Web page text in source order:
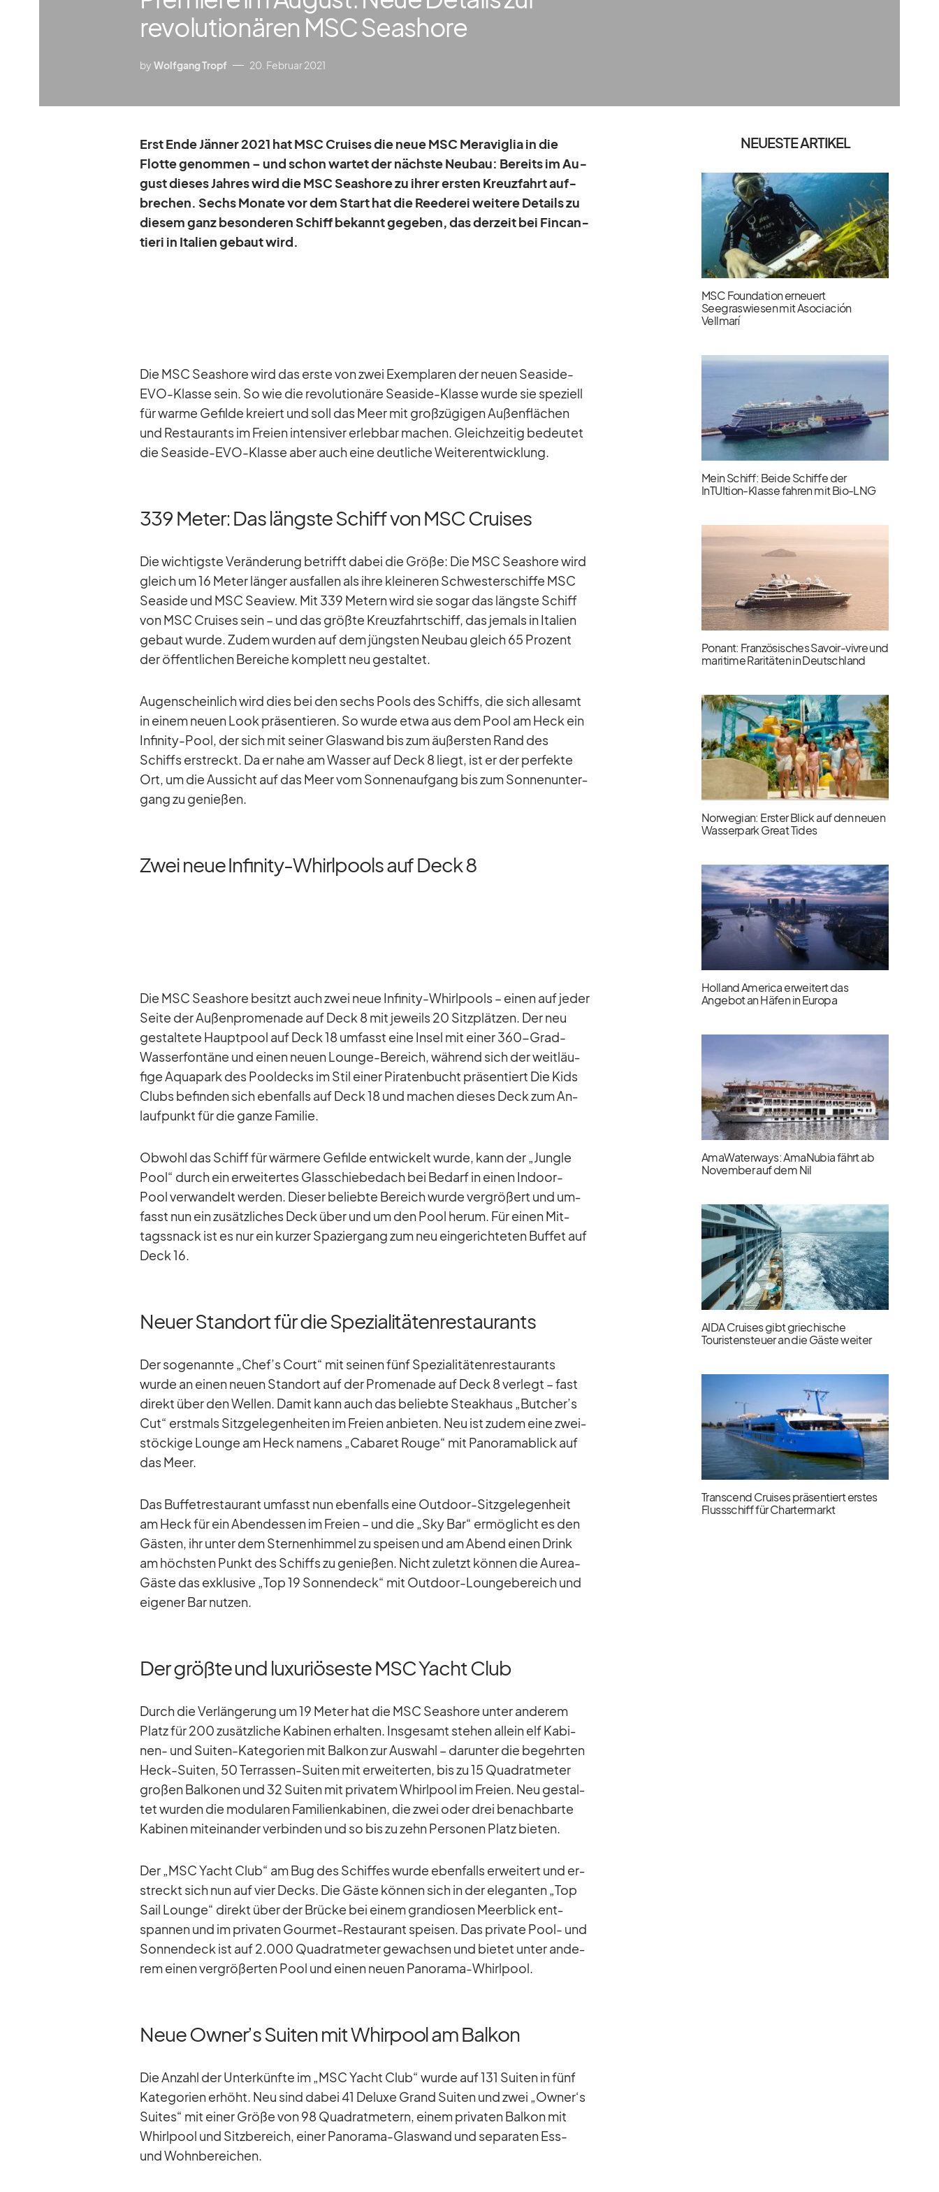
revolutionären MSC Seashore
by Wolfgang Tropf 20. Februar 2021
Erst Ende Jän­ner 2021 hat MSC Crui­ses die neue MSC Me­ra­vi­glia in die
Flotte ge­nom­men – und schon war­tet der nächste Neu­bau: Be­reits im Au­
gust die­ses Jah­res wird die MSC Seashore zu ih­rer ers­ten Kreuz­fahrt auf­
bre­chen. Sechs Mo­nate vor dem Start hat die Ree­de­rei wei­tere De­tails zu
die­sem ganz be­son­de­ren Schiff be­kannt ge­ge­ben, das der­zeit bei Fin­can­
tieri in Ita­lien ge­baut wird.
Die MSC Seashore wird das erste von zwei Ex­em­pla­ren der neuen Sea­side-
EVO-Klasse sein. So wie die re­vo­lu­tio­näre Sea­side-Klasse wurde sie spe­zi­ell
für warme Ge­filde kre­iert und soll das Meer mit groß­zü­gi­gen Au­ßen­flä­chen
und Re­stau­rants im Freien in­ten­si­ver er­leb­bar ma­chen. Gleich­zei­tig be­deu­tet
die Sea­side-EVO-Klasse aber auch eine deut­li­che Wei­ter­ent­wick­lung.
339 Meter: Das längste Schiff von MSC Cruises
Die wich­tigste Ver­än­de­rung be­trifft da­bei die Größe: Die MSC Seashore wird
gleich um 16 Me­ter län­ger aus­fal­len als ihre klei­ne­ren Schwes­ter­schiffe MSC
Sea­side und MSC Sea­view. Mit 339 Me­tern wird sie so­gar das längste Schiff
von MSC Crui­ses sein – und das größte Kreuz­fahrt­schiff, das je­mals in Ita­lien
ge­baut wurde. Zu­dem wur­den auf dem jüngs­ten Neu­bau gleich 65 Pro­zent
der öf­fent­li­chen Be­rei­che kom­plett neu ge­stal­tet.
Au­gen­schein­lich wird dies bei den sechs Pools des Schiffs, die sich al­le­samt
in ei­nem neuen Look prä­sen­tie­ren. So wurde etwa aus dem Pool am Heck ein
In­fi­nity-Pool, der sich mit sei­ner Glas­wand bis zum äu­ßers­ten Rand des
Schiffs er­streckt. Da er nahe am Was­ser auf Deck 8 liegt, ist er der per­fekte
Ort, um die Aus­sicht auf das Meer vom Son­nen­auf­gang bis zum Son­nen­un­ter­
gang zu ge­nie­ßen.
Zwei neue Infinity-Whirlpools auf Deck 8
Die MSC Seashore be­sitzt auch zwei neue In­fi­nity-Whirl­pools – ei­nen auf je­der
Seite der Au­ßen­pro­me­nade auf Deck 8 mit je­weils 20 Sitz­plät­zen. Der neu
ge­stal­tete Haupt­pool auf Deck 18 um­fasst eine In­sel mit ei­ner 360-Grad-
Was­ser­fon­täne und ei­nen neuen Lounge-Be­reich, wäh­rend sich der weit­läu­
fige Aqua­park des Pool­decks im Stil ei­ner Pi­ra­ten­bucht prä­sen­tiert Die Kids
Clubs be­fin­den sich eben­falls auf Deck 18 und ma­chen die­ses Deck zum An­
lauf­punkt für die ganze Fa­mi­lie.
Ob­wohl das Schiff für wär­mere Ge­filde ent­wi­ckelt wurde, kann der „Jungle
Pool“ durch ein er­wei­ter­tes Glas­schie­be­dach bei Be­darf in ei­nen In­door-
Pool ver­wan­delt wer­den. Die­ser be­liebte Be­reich wurde ver­grö­ßert und um­
fasst nun ein zu­sätz­li­ches Deck über und um den Pool herum. Für ei­nen Mit­
tags­snack ist es nur ein kur­zer Spa­zier­gang zum neu ein­ge­rich­te­ten Buf­fet auf
Deck 16.
Neuer Standort für die Spezialitätenrestaurants
Der so­ge­nannte „Chef’s Court“ mit sei­nen fünf Spe­zia­li­tä­ten­re­stau­rants
wurde an ei­nen neuen Stand­ort auf der Pro­me­nade auf Deck 8 ver­legt – fast
di­rekt über den Wel­len. Da­mit kann auch das be­liebte Steak­haus „Butcher’s
Cut“ erst­mals Sitz­ge­le­gen­hei­ten im Freien an­bie­ten. Neu ist zu­dem eine zwei­
stö­ckige Lounge am Heck na­mens „Ca­ba­ret Rouge“ mit Pan­ora­ma­blick auf
das Meer.
Das Buf­fet­re­stau­rant um­fasst nun eben­falls eine Out­door-Sitz­ge­le­gen­heit
am Heck für ein Abend­essen im Freien – und die „Sky Bar“ er­mög­licht es den
Gäs­ten, ihr un­ter dem Ster­nen­him­mel zu spei­sen und am Abend ei­nen Drink
am höchs­ten Punkt des Schiffs zu ge­nie­ßen. Nicht zu­letzt kön­nen die Au­rea-
Gäste das ex­klu­sive „Top 19 Son­nen­deck“ mit Out­door-Loun­ge­be­reich und
ei­ge­ner Bar nut­zen.
Der größte und luxuriöseste MSC Yacht Club
Durch die Ver­län­ge­rung um 19 Me­ter hat die MSC Seashore un­ter an­de­rem
Platz für 200 zu­sätz­li­che Ka­bi­nen er­hal­ten. Ins­ge­samt ste­hen al­lein elf Ka­bi­
nen- und Sui­ten-Ka­te­go­rien mit Bal­kon zur Aus­wahl – dar­un­ter die be­gehr­ten
Heck-Sui­ten, 50 Ter­ras­sen-Sui­ten mit er­wei­ter­ten, bis zu 15 Qua­drat­me­ter
gro­ßen Bal­ko­nen und 32 Sui­ten mit pri­va­tem Whirl­pool im Freien. Neu ge­stal­
tet wur­den die mo­du­la­ren Fa­mi­li­en­ka­bi­nen, die zwei oder drei be­nach­barte
Ka­bi­nen mit­ein­an­der ver­bin­den und so bis zu zehn Per­so­nen Platz bie­ten.
Der „MSC Yacht Club“ am Bug des Schif­fes wurde eben­falls er­wei­tert und er­
streckt sich nun auf vier Decks. Die Gäste kön­nen sich in der ele­gan­ten „Top
Sail Lounge“ di­rekt über der Brü­cke bei ei­nem gran­dio­sen Meer­blick ent­
span­nen und im pri­va­ten Gour­met-Re­stau­rant spei­sen. Das pri­vate Pool- und
Son­nen­deck ist auf 2.000 Qua­drat­me­ter ge­wach­sen und bie­tet un­ter an­de­
rem ei­nen ver­grö­ßer­ten Pool und ei­nen neuen Pan­orama-Whirl­pool.
Neue Owner’s Suiten mit Whirpool am Balkon
Die An­zahl der Un­ter­künfte im „MSC Yacht Club“ wurde auf 131 Sui­ten in fünf
Ka­te­go­rien er­höht. Neu sind da­bei 41 De­luxe Grand Sui­ten und zwei „Owner‘s
Sui­tes“ mit ei­ner Größe von 98 Qua­drat­me­tern, ei­nem pri­va­ten Bal­kon mit
Whirl­pool und Sitz­be­reich, ei­ner Pan­orama-Glas­wand und se­pa­ra­ten Ess-
und Wohn­be­rei­chen.
NEUESTE ARTIKEL
MSC Foundation erneuert
Seegraswiesen mit Asociación
Vellmarí
Mein Schiff: Beide Schiffe der
InTUItion-Klasse fahren mit Bio-LNG
Ponant: Französisches Savoir-vivre und
maritime Raritäten in Deutschland
Norwegian: Erster Blick auf den neuen
Wasserpark Great Tides
Holland America erweitert das
Angebot an Häfen in Europa
AmaWaterways: AmaNubia fährt ab
November auf dem Nil
AIDA Cruises gibt griechische
Touristensteuer an die Gäste weiter
Transcend Cruises präsentiert erstes
Flussschiff für Chartermarkt